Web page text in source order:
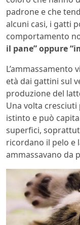
padrone e che
alcuni casi, i gatti
comportamento
il pane” oppure
età dai gattini sul
produzione del
Una volta
istinto e può
superfici,
ricordano il pelo e
ammassavano da